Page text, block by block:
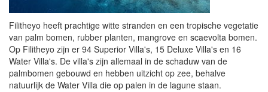
Filitheyo heeft prachtige witte stranden en een tropische vegetatie
van palm bomen, rubber planten, mangrove en scaevolta bomen.
Op Filitheyo zijn er 94 Superior Villa's, 15 Deluxe Villa's en 16
Water Villa's. De villa's zijn allemaal in de schaduw van de
palmbomen gebouwd en hebben uitzicht op zee, behalve
natuurlijk de Water Villa die op palen in de lagune staan.